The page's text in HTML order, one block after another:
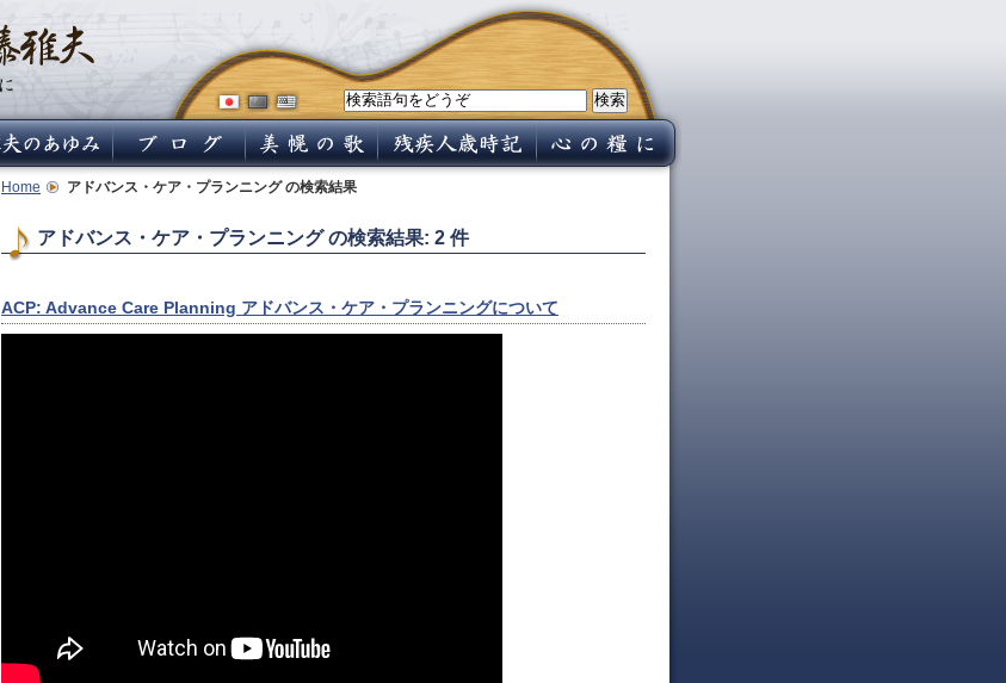
Home アドバンス・ケア・プランニングの検索結果
アドバンス・ケア・プランニング の検索結果: 2 件
ACP: Advance Care Planning アドバンス・ケア・プランニングについて